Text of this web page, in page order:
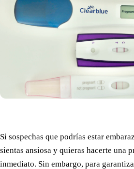
Si sospechas que podrías estar
sientas ansiosa y quieras hacerte una
inmediato. Sin embargo, para